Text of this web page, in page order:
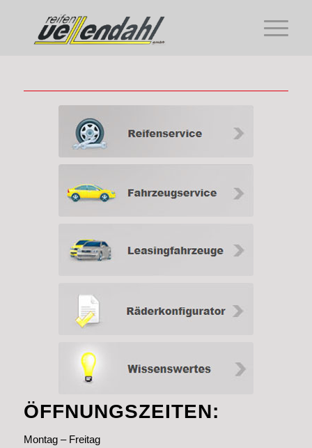
ÖFFNUNGSZEITEN:
Montag – Freitag